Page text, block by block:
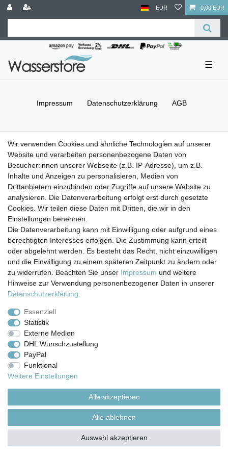
EUR 0,00 EUR
☰
Impressum Daten­schutz­erklärung AGB
Vertrag widerrufen Kontakt
Versand- & Zahlungsbedingungen
© Copyright 2026 | Alle Rechte vorbehalten.
Wir verwenden Cookies und ähnliche Technologien auf unserer
Website und verarbeiten personenbezogene Daten von
Besucher:innen unserer Webseite (z.B. IP-Adresse), um z.B.
Inhalte und Anzeigen zu personalisieren, Medien von
Drittanbietern einzubinden oder Zugriffe auf unsere Website zu
analysieren. Die Datenverarbeitung erfolgt erst durch gesetzte
Cookies. Wir teilen diese Daten mit Dritten, die wir in den
Einstellungen benennen.
Die Datenverarbeitung kann mit Einwilligung oder aufgrund eines
berechtigten Interesses erfolgen. Die Zustimmung kann erteilt
oder abgelehnt werden. Es besteht das Recht, nicht einzuwilligen
und die Einwilligung zu einem späteren Zeitpunkt zu ändern oder
zu widerrufen. Beachten Sie unser Impressum und weitere
Hinweise zur Verwendung personenbezogener Daten in unserer
Daten­schutz­erklärung
Essenziell
Statistik
Externe Medien
DHL Wunschzustellung
PayPal
Funktional
Weitere Einstellungen
Alle akzeptieren
Alle ablehnen
Auswahl akzeptieren